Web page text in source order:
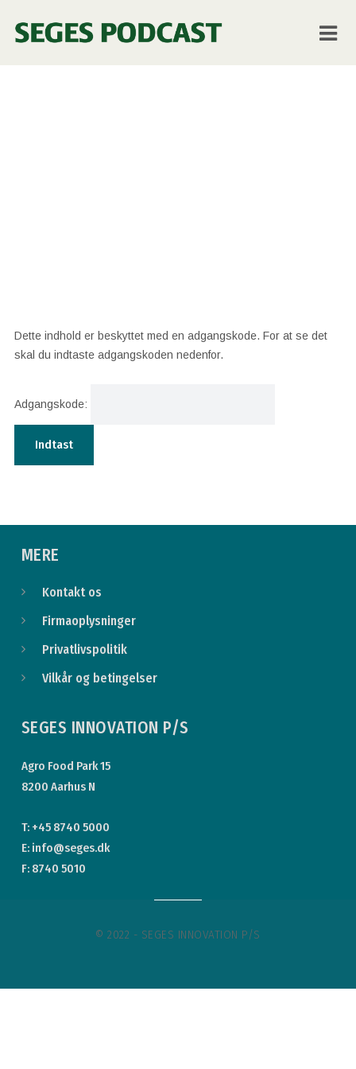
Beskyttet:
Dette indhold er beskyttet med en adgangskode. For at se det
skal du indtaste adgangskoden nedenfor.
Adgangskode:
MERE
Kontakt os
Firmaoplysninger
Privatlivspolitik
Vilkår og betingelser
SEGES INNOVATION P/S
Agro Food Park 15
8200 Aarhus N
T: +45 8740 5000
E: info@seges.dk
F: 8740 5010
© 2022 - SEGES INNOVATION P/S